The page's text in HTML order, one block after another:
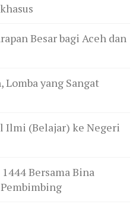
Besar bagi Aceh dan
yang Sangat
Ilmi (Belajar) ke Negeri
Bersama Bina